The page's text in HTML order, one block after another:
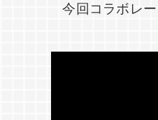
今回コラボレ